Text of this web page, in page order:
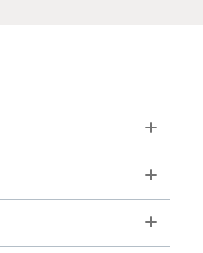
Toggle
Toggle
Toggle